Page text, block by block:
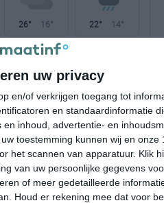
uw privacy
en/of verkrijgen toegang tot
en standaardinformatie
inhoud, advertentie- en
toestemming kunnen wij en onze
het scannen van apparatuur. Klik
van uw persoonlijke gegevens
of meer gedetailleerde
Houd er rekening mee dat voor
26° 16° 22° 14°
15°C
12:00
12:00
WNW 2 WNW 2